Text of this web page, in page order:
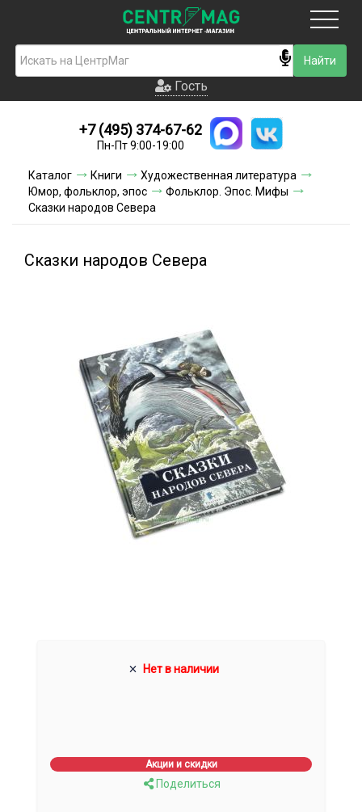
Гость
Новинки
Условия доставки
Условия оплаты
Гость
+7 (495) 374-67-62
Пн-Пт 9:00-19:00
Каталог Книги
Художественная литература
Юмор, фольклор, эпос
Фольклор. Эпос. Мифы
Сказки народов Севера
Сказки народов Севера
Нет в наличии
Акции и скидки
Поделиться